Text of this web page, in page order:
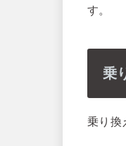
す。
乗
乗り換